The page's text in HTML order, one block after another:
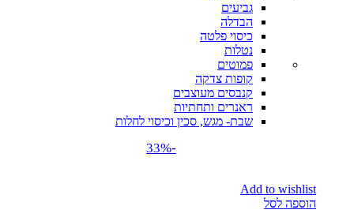
גביעים
הבדלה
כיסוי פלטה
נטלות
פמוטים
קופות צדקה
קנבסים מעוצבים
ראנרים ותחתיות
שבת- מגש, סכין וכיסוי לחלות
-33%
Add to wishlist
הוספה לסל